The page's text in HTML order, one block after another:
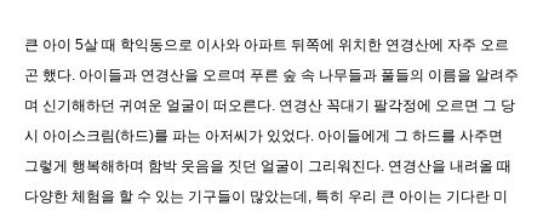
큰 아이 5살 때 학익동으로 이사와 아파트 뒤쪽에 위치한 연경산에 자주 오르
곤 했다. 아이들과 연경산을 오르며 푸른 숲 속 나무들과 풀들의 이름을 알려주
며 신기해하던 귀여운 얼굴이 떠오른다. 연경산 꼭대기 팔각정에 오르면 그 당
시 아이스크림(하드)를 파는 아저씨가 있었다. 아이들에게 그 하드를 사주면
그렇게 행복해하며 함박 웃음을 짓던 얼굴이 그리워진다. 연경산을 내려올 때
다양한 체험을 할 수 있는 기구들이 많았는데, 특히 우리 큰 아이는 기다란 미